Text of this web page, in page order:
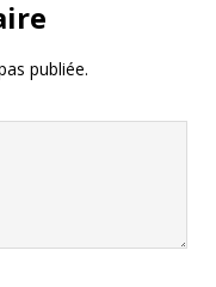
publiée.